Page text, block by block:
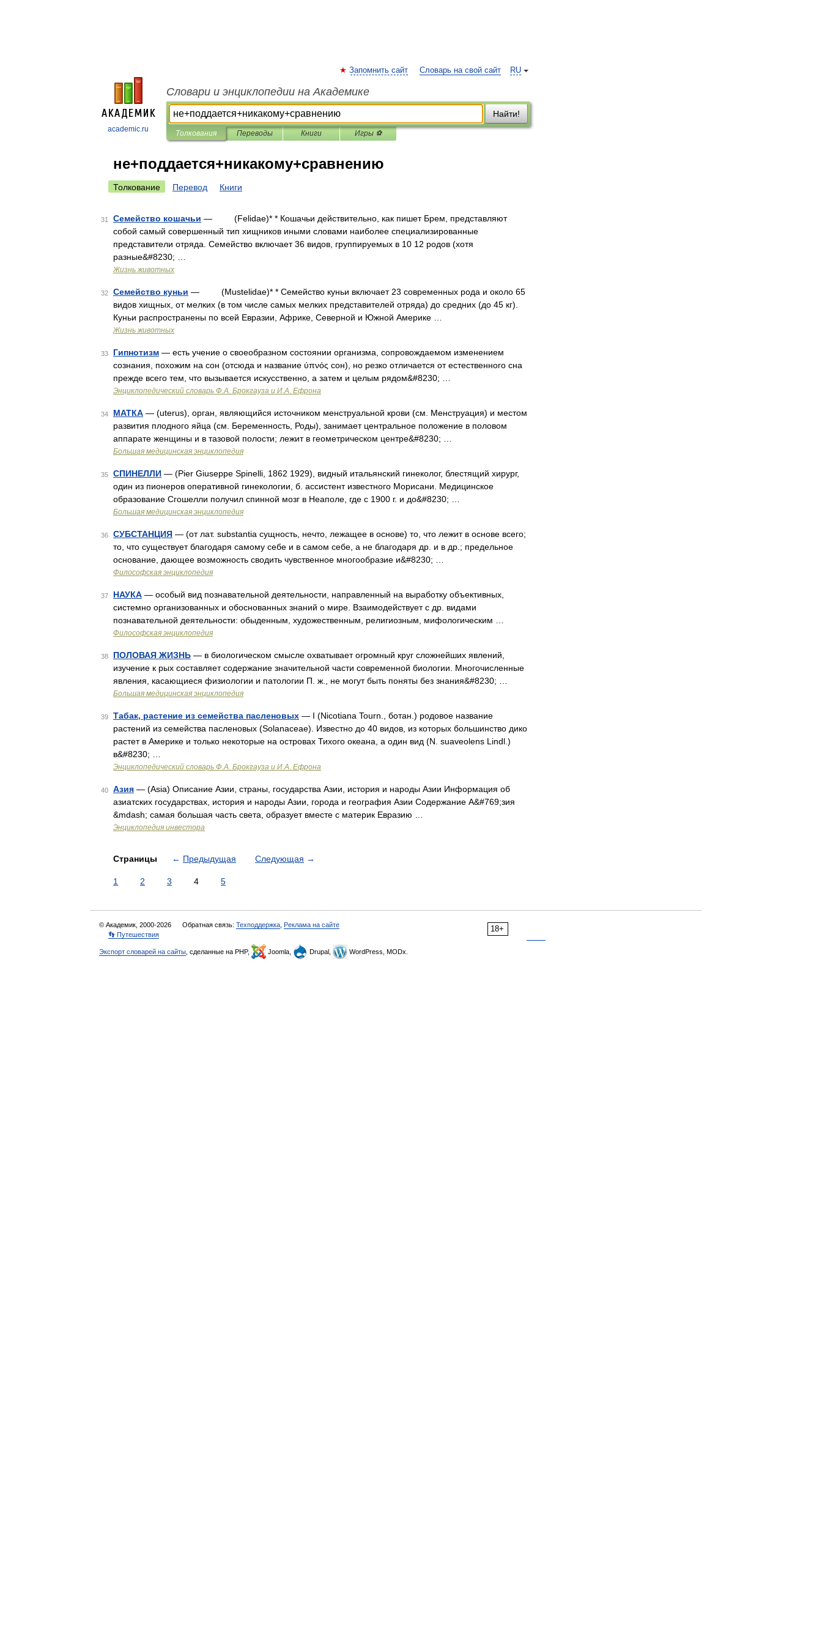
academic.ru
RU
Запомнить сайт Словарь на свой сайт
Словари и энциклопедии на Академике
Найти!
Толкования Переводы Книги Игры ⚽
не+поддается+никакому+сравнению
Толкование Перевод Книги
31 Семейство кошачьи — (Felidae)* * Кошачьи действительно, как пишет Брем, представляют
собой самый совершенный тип хищников иными словами наиболее специализированные
представители отряда. Семейство включает 36 видов, группируемых в 10 12 родов (хотя
разные&#8230; …
Жизнь животных
32 Семейство куньи — (Mustelidae)* * Семейство куньи включает 23 современных рода и около 65
видов хищных, от мелких (в том числе самых мелких представителей отряда) до средних (до 45 кг).
Куньи распространены по всей Евразии, Африке, Северной и Южной Америке …
Жизнь животных
33 Гипнотизм — есть учение о своеобразном состоянии организма, сопровождаемом изменением
сознания, похожим на сон (отсюда и название ύπνός сон), но резко отличается от естественного сна
прежде всего тем, что вызывается искусственно, а затем и целым рядом&#8230; …
Энциклопедический словарь Ф.А. Брокгауза и И.А. Ефрона
34 МАТКА — (uterus), орган, являющийся источником менструальной крови (см. Менструация) и местом
развития плодного яйца (см. Беременность, Роды), занимает центральное положение в половом
аппарате женщины и в тазовой полости; лежит в геометрическом центре&#8230; …
Большая медицинская энциклопедия
35 СПИНЕЛЛИ — (Pier Giuseppe Spinelli, 1862 1929), видный итальянский гинеколог, блестящий хирург,
один из пионеров оперативной гинекологии, б. ассистент известного Морисани. Медицинское
образование Сгошелли получил спинной мозг в Неаполе, где с 1900 г. и до&#8230; …
Большая медицинская энциклопедия
36 СУБСТАНЦИЯ — (от лат. substantia сущность, нечто, лежащее в основе) то, что лежит в основе всего;
то, что существует благодаря самому себе и в самом себе, а не благодаря др. и в др.; предельное
основание, дающее возможность сводить чувственное многообразие и&#8230; …
Философская энциклопедия
37 НАУКА — особый вид познавательной деятельности, направленный на выработку объективных,
системно организованных и обоснованных знаний о мире. Взаимодействует с др. видами
познавательной деятельности: обыденным, художественным, религиозным, мифологическим …
Философская энциклопедия
38 ПОЛОВАЯ ЖИЗНЬ — в биологическом смысле охватывает огромный круг сложнейших явлений,
изучение к рых составляет содержание значительной части современной биологии. Многочисленные
явления, касающиеся физиологии и патологии П. ж., не могут быть поняты без знания&#8230; …
Большая медицинская энциклопедия
39 Табак, растение из семейства пасленовых — I (Nicotiana Tourn., ботан.) родовое название
растений из семейства пасленовых (Solanaceae). Известно до 40 видов, из которых большинство дико
растет в Америке и только некоторые на островах Тихого океана, а один вид (N. suaveolens Lindl.)
в&#8230; …
Энциклопедический словарь Ф.А. Брокгауза и И.А. Ефрона
40 Азия — (Asia) Описание Азии, страны, государства Азии, история и народы Азии Информация об
азиатских государствах, история и народы Азии, города и география Азии Содержание А&#769;зия
&mdash; самая большая часть света, образует вместе с материк Евразию …
Энциклопедия инвестора
Страницы ← Предыдущая Следующая →
1 2 3 4 5
18+
© Академик, 2000-2026 Обратная связь: Техподдержка Реклама на сайте
👣 Путешествия
Экспорт словарей на сайты , сделанные на PHP, Joomla, Drupal, WordPress, MODx.